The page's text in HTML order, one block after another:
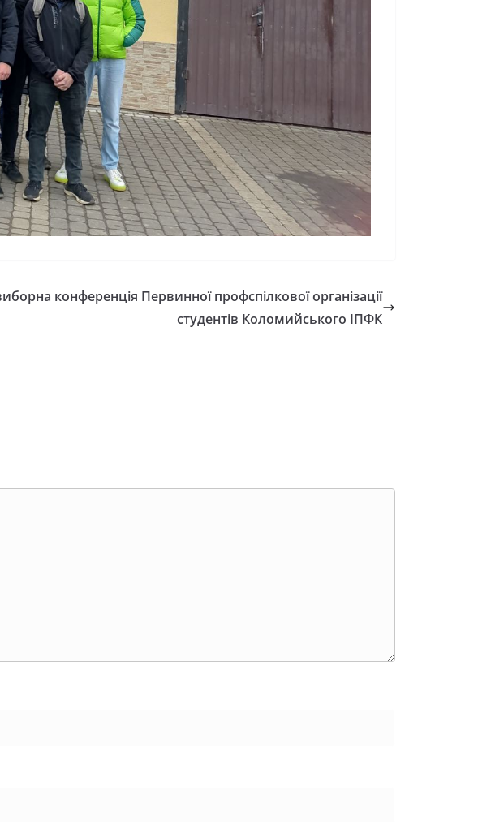
конференція Первинної профспілкової організації
студентів Коломийського ІПФК